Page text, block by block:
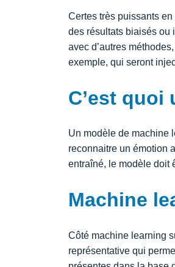
Certes très puissants
des résultats biaisés ou
avec d’autres
exemple, qui seront
C’est quoi
Un modèle de machine
reconnaitre un émotion
entraîné, le modèle doit
Machine
Côté machine learning
représentative qui